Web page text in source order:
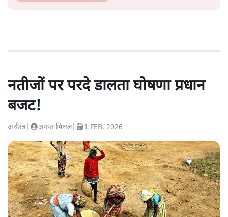
नतीजों पर परदे डालता घोषणा प्रधान
बजट!
अर्थतंत्र अनन्त मित्तल| 1 FEB, 2026